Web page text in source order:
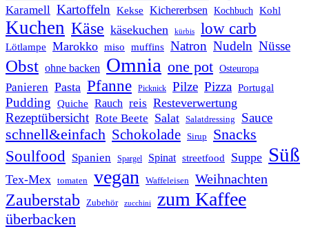
Karamell Kartoffeln Kekse Kichererbsen Kochbuch Kohl
Kuchen Käse käsekuchen kürbis low carb
Lötlampe Marokko miso muffins Natron Nudeln Nüsse
Obst ohne backen Omnia one pot Osteuropa
Panieren Pasta Pfanne Picknick Pilze Pizza Portugal
Pudding Quiche Rauch reis Resteverwertung
Rezeptübersicht Rote Beete Salat Salatdressing Sauce
schnell&einfach Schokolade Sirup Snacks
Soulfood Spanien Spargel Spinat streetfood Suppe Süß
Tex-Mex tomaten vegan Waffeleisen Weihnachten
Zauberstab Zubehör zucchini zum Kaffee
überbacken